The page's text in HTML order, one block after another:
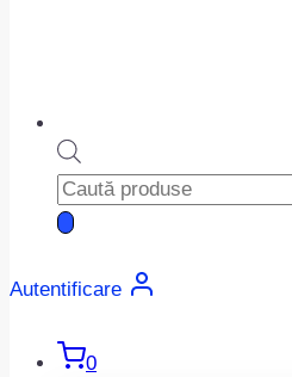
Products
search
Autentificare
0